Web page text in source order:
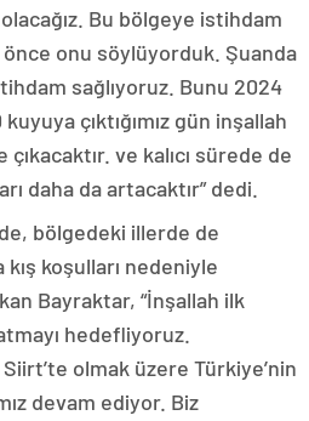
Bu bölgeye istihdam
onu söylüyorduk. Şuanda
sağlıyoruz. Bunu 2024
çıktığımız gün inşallah
ve kalıcı sürede de
daha da artacaktır” dedi.
bölgedeki illerde de
kış koşulları nedeniyle
Bayraktar, “İnşallah ilk
hedefliyoruz.
olmak üzere Türkiye’nin
devam ediyor. Biz